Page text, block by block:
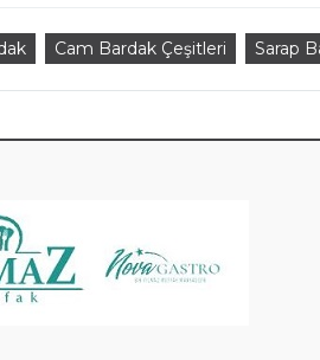
Cam Bardak Çeşitleri Sarap